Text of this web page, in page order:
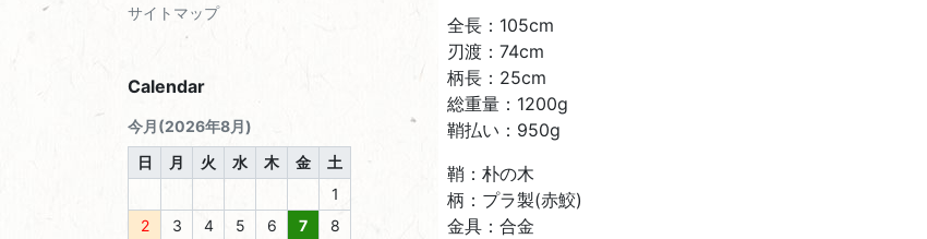
全長：105cm
刃渡：74cm
柄長：25cm
総重量：1200g
鞘払い：950g
鞘：朴の木
柄：プラ製(赤鮫)
金具：合金
サイトマップ
Calendar
今月(2026年8月)
日
月 火 水 木 金
土
1
2
3 4 5 6 7
8